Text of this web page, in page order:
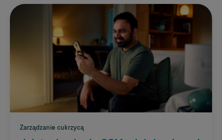
Zarządzanie cukrzycą